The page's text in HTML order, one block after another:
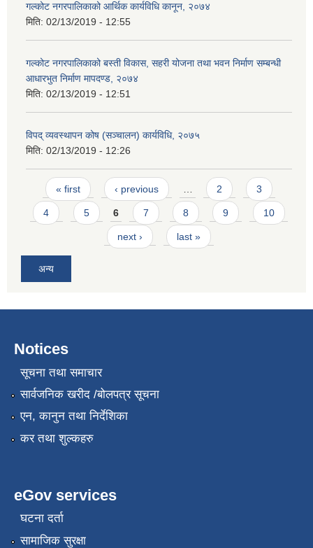
गल्कोट नगरपालिकाको आर्थिक कार्यविधि कानून, २०७४
मिति: 02/13/2019 - 12:55
गल्कोट नगरपालिकाको बस्ती विकास, सहरी योजना तथा भवन निर्माण सम्बन्धी
आधारभुत निर्माण मापदण्ड, २०७४
मिति: 02/13/2019 - 12:51
विपद् व्यवस्थापन कोष (सञ्चालन) कार्यविधि, २०७५
मिति: 02/13/2019 - 12:26
Pages
« first ‹ previous 2 3
4 5 6 7 8 9 10
next › last »
अन्य
Notices
सूचना तथा समाचार
सार्वजनिक खरीद /बोलपत्र सूचना
एन, कानुन तथा निर्देशिका
कर तथा शुल्कहरु
eGov services
घटना दर्ता
सामाजिक सुरक्षा